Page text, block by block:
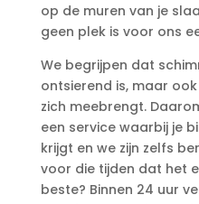
op de muren van je
geen plek is voor ons
We begrijpen dat
ontsierend is, maar
zich meebrengt.​
een service waarbij je
krijgt en we zijn zelfs
voor die tijden dat het
beste? Binnen 24 uur